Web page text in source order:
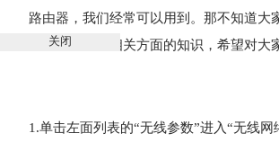
路由器 ，我们经常可以用到。那不知道
由器密码设置
相关方面的知识，希望对大
1.单击左面列表的“无线参数”进入“无线网
关闭